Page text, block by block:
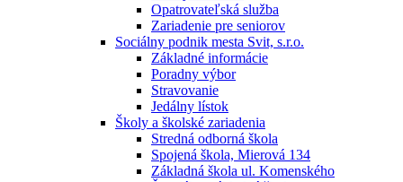
Opatrovateľská služba
Zariadenie pre seniorov
Sociálny podnik mesta Svit, s.r.o.
Základné informácie
Poradny výbor
Stravovanie
Jedálny lístok
Školy a školské zariadenia
Stredná odborná škola
Spojená škola, Mierová 134
Základná škola ul. Komenského